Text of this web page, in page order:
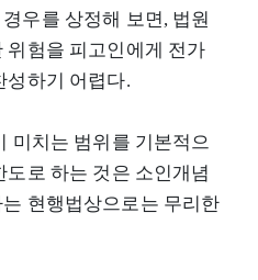
우를 상정해 보면, 법원
위험을 피고인에게 전가
성하기 어렵다.
미치는 범위를 기본적으
도로 하는 것은 소인개념
현행법상으로는 무리한